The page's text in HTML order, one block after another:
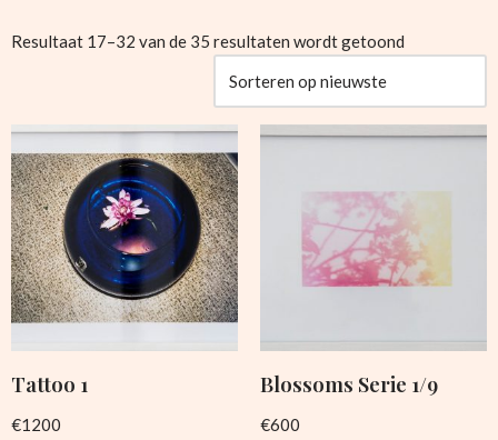
Resultaat 17–32 van de 35 resultaten wordt getoond
Tattoo 1
€1200
Blossoms Serie 1/9
€600